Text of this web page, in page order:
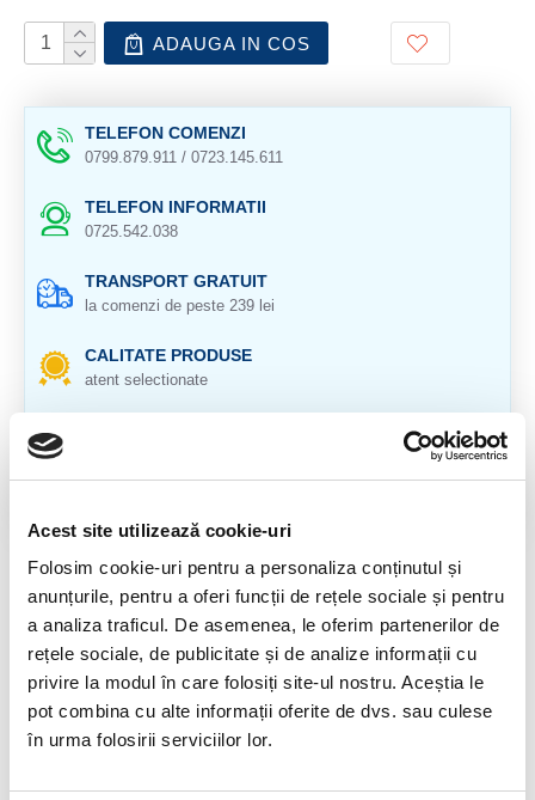
Acest site utilizează cookie-uri
Folosim cookie-uri pentru a personaliza conținutul și
anunțurile, pentru a oferi funcții de rețele sociale și pentru
a analiza traficul. De asemenea, le oferim partenerilor de
rețele sociale, de publicitate și de analize informații cu
privire la modul în care folosiți site-ul nostru. Aceștia le
pot combina cu alte informații oferite de dvs. sau culese
în urma folosirii serviciilor lor.
ADAUGA IN COS
TELEFON COMENZI
0799.879.911 / 0723.145.611
TELEFON INFORMATII
0725.542.038
TRANSPORT GRATUIT
la comenzi de peste 239 lei
CALITATE PRODUSE
atent selectionate
pentru toate produsele
DESCRIERE PRODUS
Inel din argint 925 reglabil
Veti primi un inel asemanator cu cel din imagine.
Culoarea poate diferi putin in functie de rezolutia
dispozitivului dumneavoastra.
Dimensiune piatra : aproximativ 6 mm